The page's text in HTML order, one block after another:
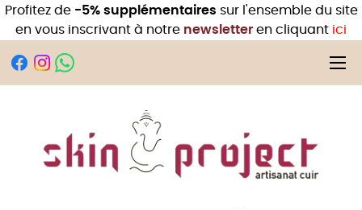
Profitez de-5% supplémentaires sur l'ensemble du site
en vous inscrivant à notre newsletter en cliquant ici
☰